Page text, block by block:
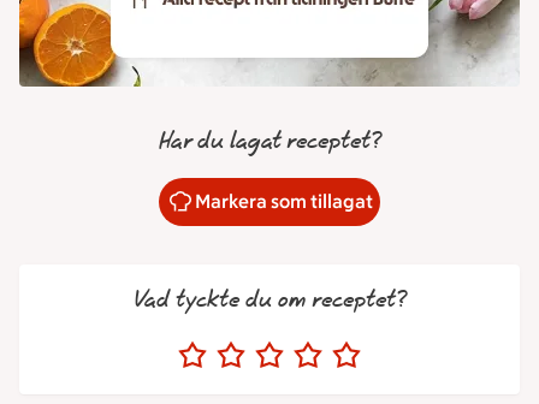
Har du lagat receptet?
Markera som tillagat
Vad tyckte du om receptet?